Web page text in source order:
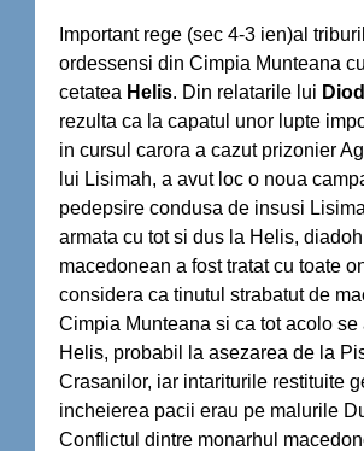
Important rege (sec 4-3 ien)al
ordessensi din Cimpia Munteana
cetatea Helis. Din relatarile lui
rezulta ca la capatul unor lupte
in cursul carora a cazut prizonier
lui Lisimah, a avut loc o noua
pedepsire condusa de insusi
armata cu tot si dus la Helis,
macedonean a fost tratat cu toate
considera ca tinutul strabatut de
Cimpia Munteana si ca tot acolo se
Helis, probabil la asezarea de la
Crasanilor, iar intariturile restituite
incheierea pacii erau pe malurile
Conflictul dintre monarhul